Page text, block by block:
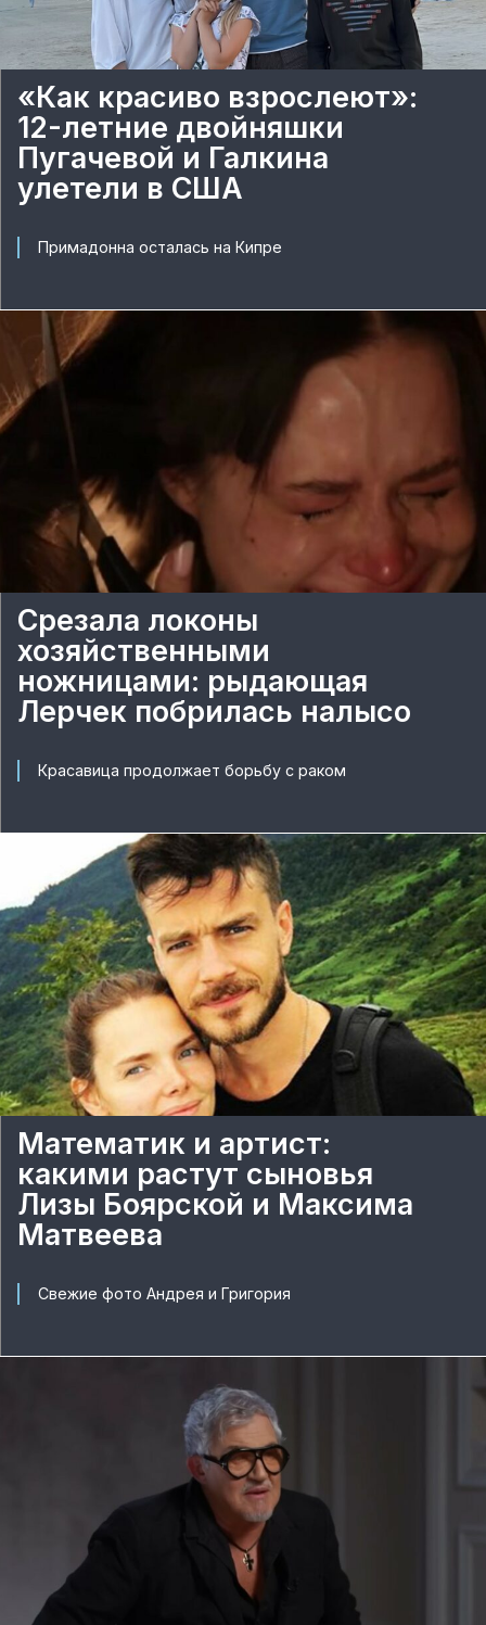
«Как красиво взрослеют»:
12-летние двойняшки
Пугачевой и Галкина
улетели в США
Примадонна осталась на Кипре
Срезала локоны
хозяйственными
ножницами: рыдающая
Лерчек побрилась налысо
Красавица продолжает борьбу с раком
Математик и артист:
какими растут сыновья
Лизы Боярской и Максима
Матвеева
Свежие фото Андрея и Григория